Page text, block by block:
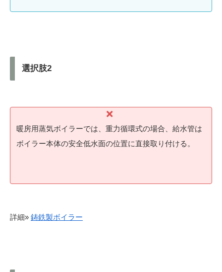
選択肢2
暖房用蒸気ボイラーでは、重力循環式の場合、給水管は
ボイラー本体の安全低水面の位置に直接取り付ける。
詳細» 鋳鉄製ボイラー